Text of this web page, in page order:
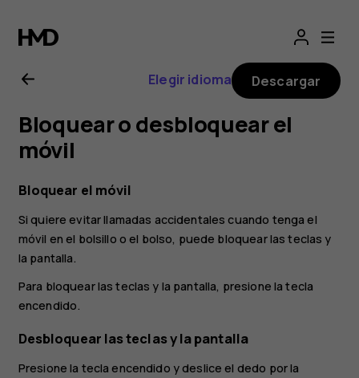
Guía
del
usuario
de
Nokia
X10
Elegir idioma Descargar
Bloquear o desbloquear el
móvil
Bloquear el móvil
Si quiere evitar llamadas accidentales cuando tenga el
móvil en el bolsillo o el bolso, puede bloquear las teclas y
la pantalla.
Para bloquear las teclas y la pantalla, presione la tecla
encendido.
Desbloquear las teclas y la pantalla
Presione la tecla encendido y deslice el dedo por la